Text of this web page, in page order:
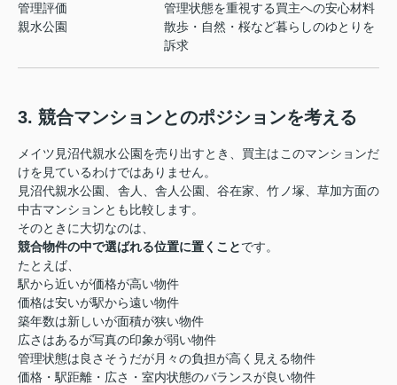
管理評価
管理状態を重視する買主への安心材料
親水公園
散歩・自然・桜など暮らしのゆとりを
訴求
3. 競合マンションとのポジションを考える
メイツ見沼代親水公園を売り出すとき、買主はこのマンションだ
けを見ているわけではありません。
見沼代親水公園、舎人、舎人公園、谷在家、竹ノ塚、草加方面の
中古マンションとも比較します。
そのときに大切なのは、
競合物件の中で選ばれる位置に置くことです。
たとえば、
駅から近いが価格が高い物件
価格は安いが駅から遠い物件
築年数は新しいが面積が狭い物件
広さはあるが写真の印象が弱い物件
管理状態は良さそうだが月々の負担が高く見える物件
価格・駅距離・広さ・室内状態のバランスが良い物件